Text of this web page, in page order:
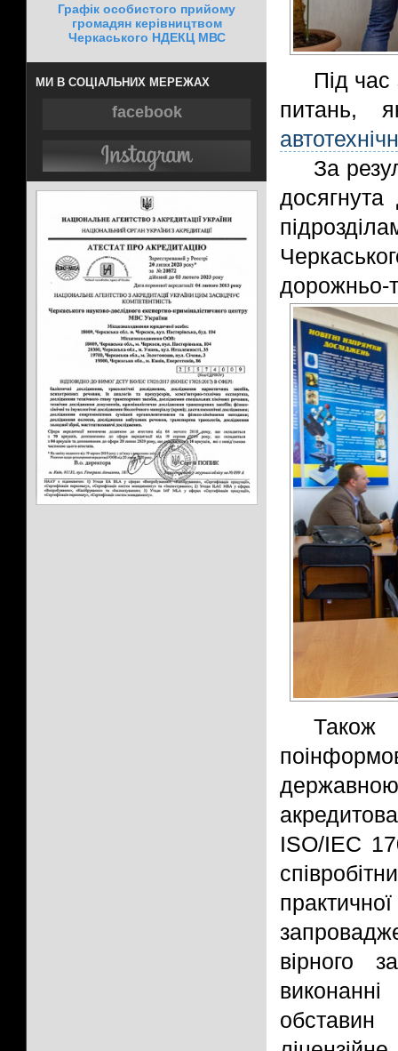
Графік особистого прийому
громадян керівництвом
Черкаського НДЕКЦ МВС
МИ В СОЦІАЛЬНИХ МЕРЕЖАХ
facebook
Під час
питань,
За
досягнута
дорожньо-
Також
державною
ISO/IEC
вірного